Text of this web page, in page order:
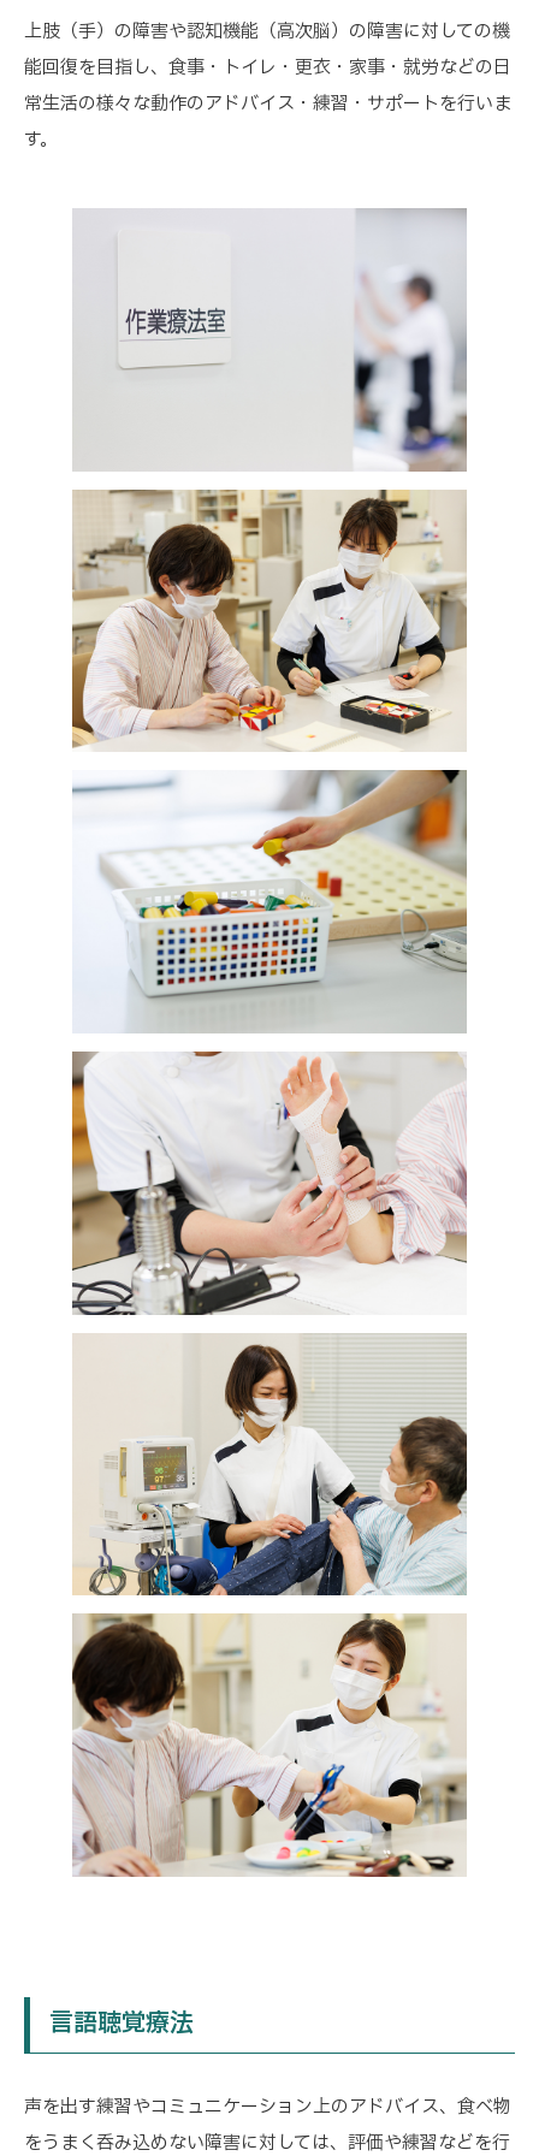
上肢（手）の障害や認知機能（高次脳）の障害に対しての機
能回復を目指し、食事・トイレ・更衣・家事・就労などの日
常生活の様々な動作のアドバイス・練習・サポートを行いま
す。
言語聴覚療法
声を出す練習やコミュニケーション上のアドバイス、食べ物
をうまく呑み込めない障害に対しては、評価や練習などを行